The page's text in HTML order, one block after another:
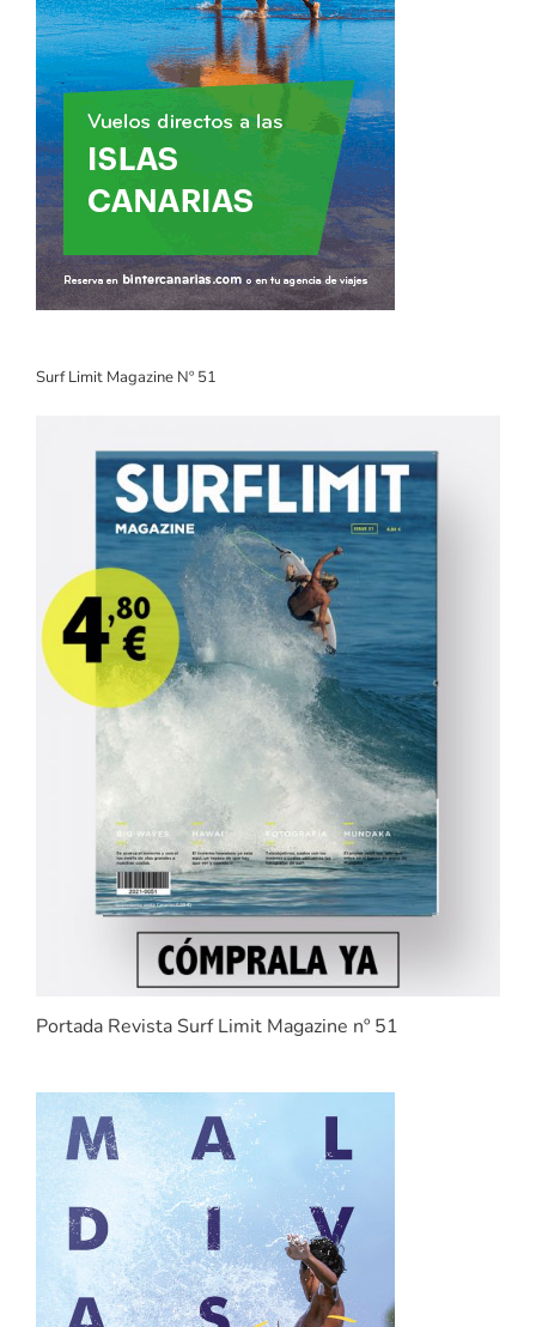
Surf Limit Magazine Nº 51
Portada Revista Surf Limit Magazine nº 51